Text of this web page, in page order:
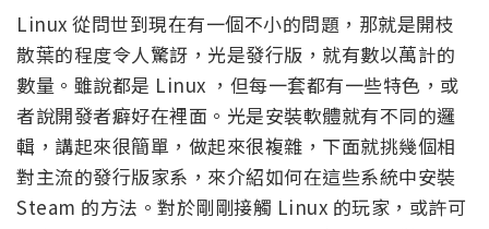
Linux 從問世到現在有一個不小的問題，那就是開枝
散葉的程度令人驚訝，光是發行版，就有數以萬計的
數量。雖說都是 Linux ，但每一套都有一些特色，或
者說開發者癖好在裡面。光是安裝軟體就有不同的邏
輯，講起來很簡單，做起來很複雜，下面就挑幾個相
對主流的發行版家系，來介紹如何在這些系統中安裝
Steam 的方法。對於剛剛接觸 Linux 的玩家，或許可